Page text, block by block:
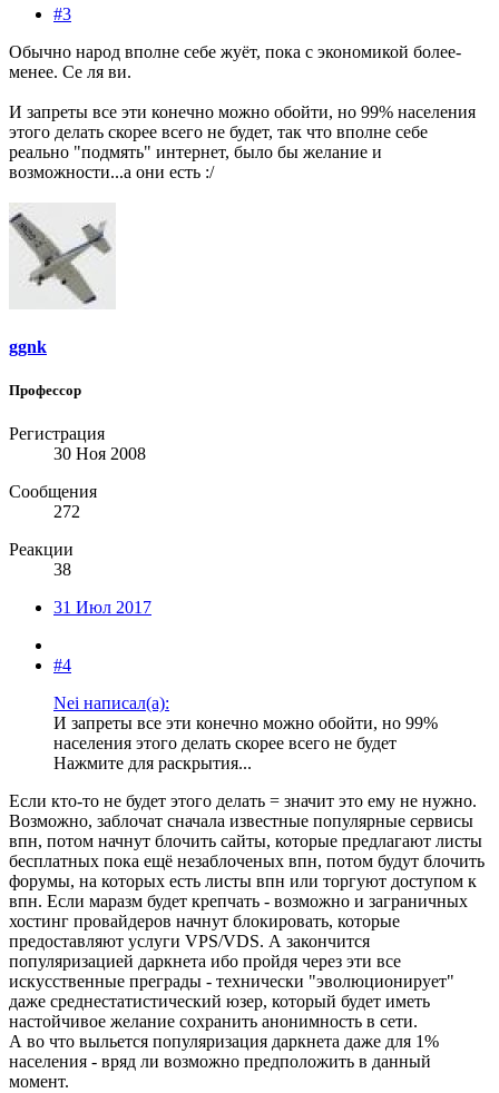
#3
Обычно народ вполне себе жуёт, пока с экономикой более-
менее. Се ля ви.
И запреты все эти конечно можно обойти, но 99% населения
этого делать скорее всего не будет, так что вполне себе
реально "подмять" интернет, было бы желание и
возможности...а они есть :/
ggnk
Профессор
Регистрация
30 Ноя 2008
Сообщения
272
Реакции
38
31 Июл 2017
#4
Nei написал(а):
И запреты все эти конечно можно обойти, но 99%
населения этого делать скорее всего не будет
Нажмите для раскрытия...
Если кто-то не будет этого делать = значит это ему не нужно.
Возможно, заблочат сначала известные популярные сервисы
впн, потом начнут блочить сайты, которые предлагают листы
бесплатных пока ещё незаблоченых впн, потом будут блочить
форумы, на которых есть листы впн или торгуют доступом к
впн. Если маразм будет крепчать - возможно и заграничных
хостинг провайдеров начнут блокировать, которые
предоставляют услуги VPS/VDS. А закончится
популяризацией даркнета ибо пройдя через эти все
искусственные преграды - технически "эволюционирует"
даже среднестатистический юзер, который будет иметь
настойчивое желание сохранить анонимность в сети.
А во что выльется популяризация даркнета даже для 1%
населения - вряд ли возможно предположить в данный
момент.